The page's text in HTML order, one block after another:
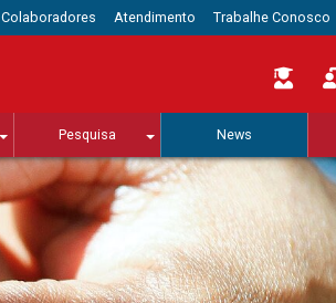
Colaboradores Atendimento Trabalhe Conosco
Pesquisa News